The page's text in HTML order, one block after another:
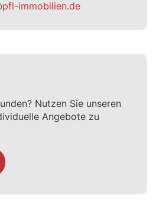
immobilien.de
Nutzen Sie unseren
Angebote zu